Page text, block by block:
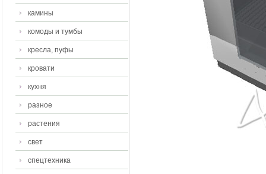
камины
комоды и тумбы
кресла, пуфы
кровати
кухня
разное
растения
свет
спецтехника